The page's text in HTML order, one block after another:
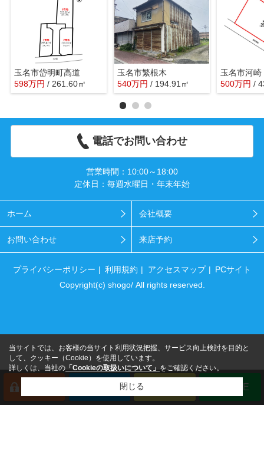
玉名市岱明町高道
598万円 / 261.60㎡
玉名市繁根木
540万円 / 194.91㎡
玉名市河崎
500万円 /
電話でお問い合わせ
営業時間：10:00～18:00
定休日：毎週水曜日・年末年始
ホーム 会社概要
お問い合わせ 来店予約
プライバシーポリシー 利用規約 アクセスマップ
PCサイト
Copyright(c) shogo/ All rights reserved.
来店予約 LINE
当サイトでは、お客様の当サイト利用状況把握、サービス向上検討を目的と
して、クッキー（Cookie）を使用しています。
詳しくは、当社の「Cookieの取扱いについて」をご確認ください。
閉じる